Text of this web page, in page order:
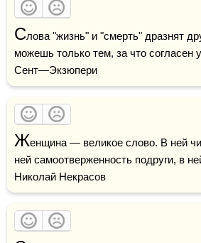
Слова "жизнь" и "смерть" дразнят
можешь только тем, за что согласен
Сент—Экзюпери
Женщина — великое слово. В ней
ней самоотверженность подруги, в
Николай Некрасов